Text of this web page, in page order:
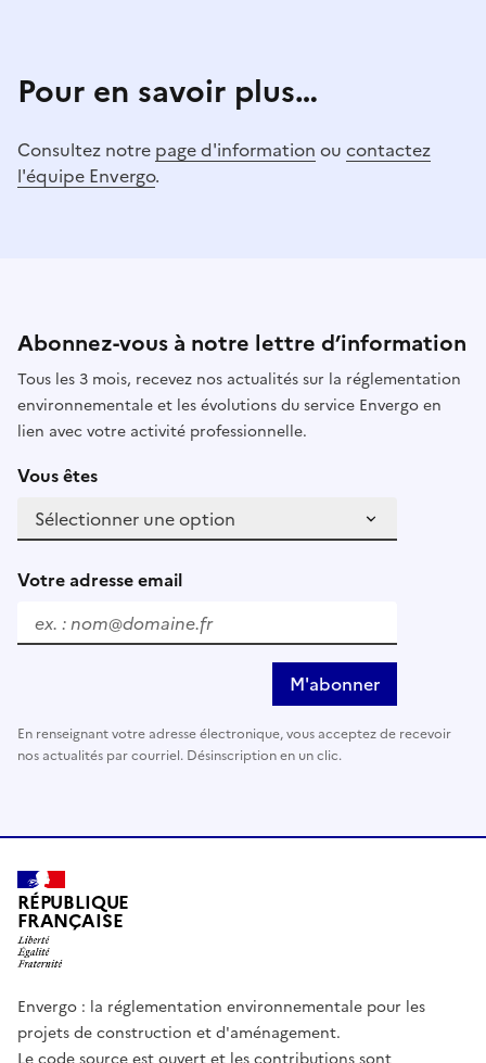
Pour en savoir plus…
Consultez notre page d'information ou contactez
l'équipe Envergo.
Abonnez-vous à notre lettre d’information
Tous les 3 mois, recevez nos actualités sur la réglementation
environnementale et les évolutions du service Envergo en
lien avec votre activité professionnelle.
Vous êtes
Votre adresse email
M'abonner
En renseignant votre adresse électronique, vous acceptez de recevoir
nos actualités par courriel. Désinscription en un clic.
RÉPUBLIQUE
FRANÇAISE
Envergo : la réglementation environnementale pour les
projets de construction et d'aménagement.